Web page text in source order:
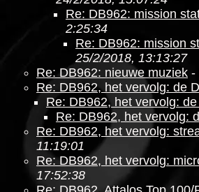
Re: DB962: mission
2:25:34
Re: DB962: mission
25/2/2018, 13:13:27
Re: DB962: nieuwe muziek -
Re: DB962, het vervolg: de
Re: DB962, het vervolg:
Re: DB962, het vervolg:
Re: DB962, het vervolg:
11:19:01
Re: DB962, het vervolg:
17:52:38